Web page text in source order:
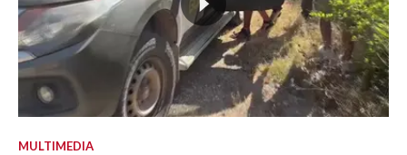
MULTIMEDIA